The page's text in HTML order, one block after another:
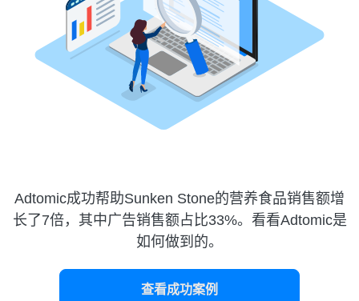
Adtomic成功帮助Sunken Stone的营养食品销售额增
长了7倍，其中广告销售额占比33%。看看Adtomic是
如何做到的。
查看成功案例